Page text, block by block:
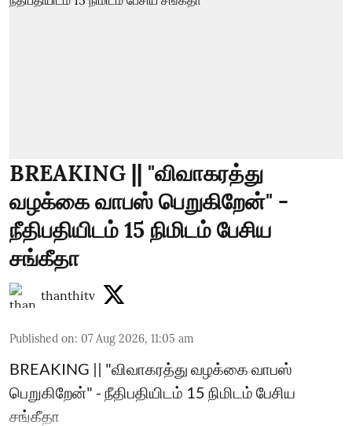
BREAKING || "விவாகரத்து
வழக்கை வாபஸ் பெறுகிறேன்" -
நீதிபதியிடம் 15 நிமிடம் பேசிய
சங்கீதா
thanthitv
Published on: 07 Aug 2026, 11:05 am
BREAKING || "விவாகரத்து வழக்கை வாபஸ்
பெறுகிறேன்" - நீதிபதியிடம் 15 நிமிடம் பேசிய
சங்கீதா